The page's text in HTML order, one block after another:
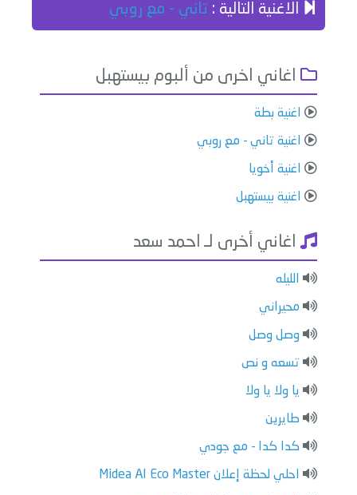
الاغنية التالية : تاني - مع روبي
اغاني اخرى من ألبوم بيستهبل
اغنية بطة
اغنية تاني - مع روبي
اغنية أخويا
اغنية بيستهبل
اغاني أخرى لـ احمد سعد
الليله
محيراني
وصل وصل
تسعه و نص
يا ولا يا ولا
طايرين
كدا كدا - مع جودي
احلي لحظة إعلان Midea AI Eco Master